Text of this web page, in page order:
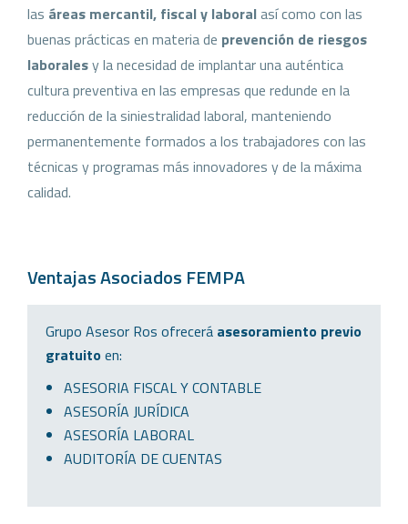
las áreas mercantil, fiscal y laboralasí como con las
buenas prácticas en materia de prevención de riesgos
laboralesy la necesidad de implantar una auténtica
cultura preventiva en las empresas que redunde en la
reducción de la siniestralidad laboral, manteniendo
permanentemente formados a los trabajadores con las
técnicas y programas más innovadores y de la máxima
calidad.
Ventajas Asociados FEMPA
Grupo Asesor Ros ofrecerá asesoramiento previo
gratuitoen:
ASESORIA FISCAL Y CONTABLE
ASESORÍA JURÍDICA
ASESORÍA LABORAL
AUDITORÍA DE CUENTAS